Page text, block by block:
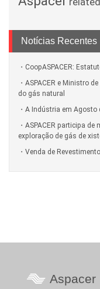
Notícias Recentes
CoopASPACER:
ASPACER e Ministro
do gás natural
A Indústria em Agosto
ASPACER participa de
exploração de gás de
Venda de
Aspacer